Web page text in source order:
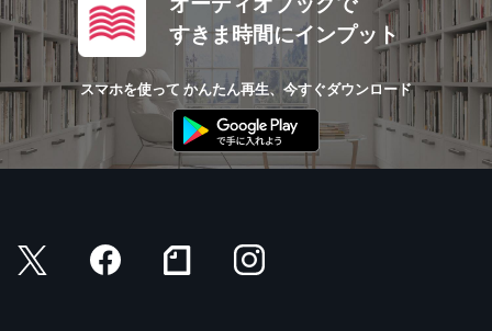
すきま時間にインプット
スマホを使って かんたん再生、今すぐダウンロード